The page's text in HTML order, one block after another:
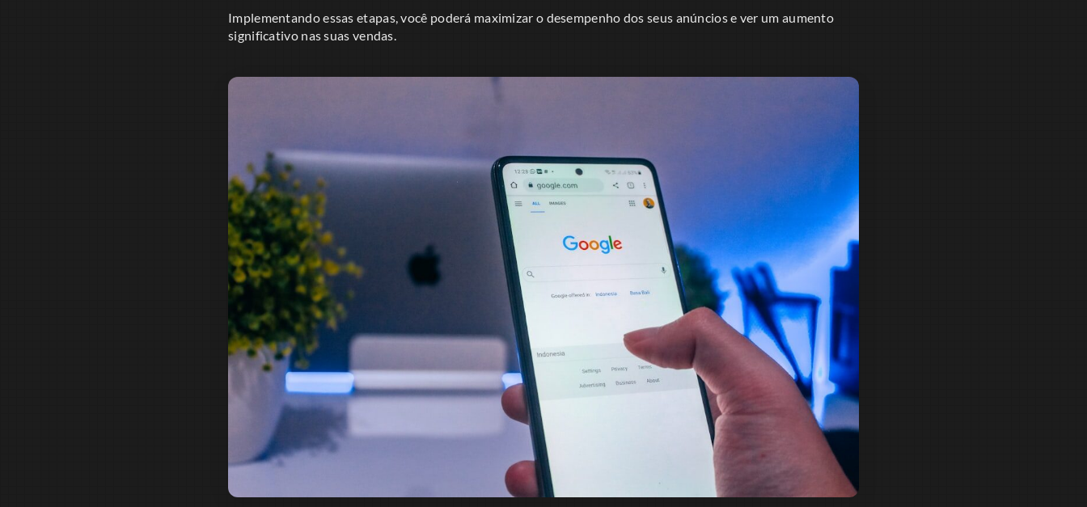
Implementando essas etapas, você poderá maximizar o desempenho dos seus anúncios e ver um aumento
significativo nas suas vendas.